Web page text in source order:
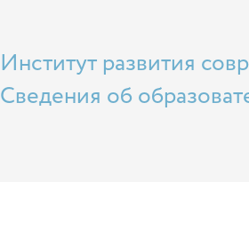
Институт развития
Сведения об